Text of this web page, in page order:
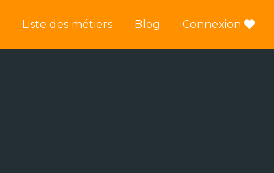
Liste des métiers Blog Connexion